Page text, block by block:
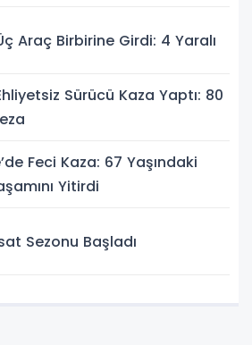
Araç Birbirine Girdi: 4 Yaralı
Sürücü Kaza Yaptı: 80
Feci Kaza: 67 Yaşındaki
Yitirdi
Sezonu Başladı